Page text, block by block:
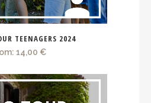
TEENAGERS 2024
14,00 €